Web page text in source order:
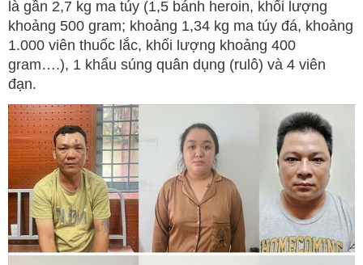
là gần 2,7 kg ma túy (1,5 bánh heroin, khối lượng
khoảng 500 gram; khoảng 1,34 kg ma túy đá, khoảng
1.000 viên thuốc lắc, khối lượng khoảng 400
gram….), 1 khẩu súng quân dụng (rulô) và 4 viên
đạn.